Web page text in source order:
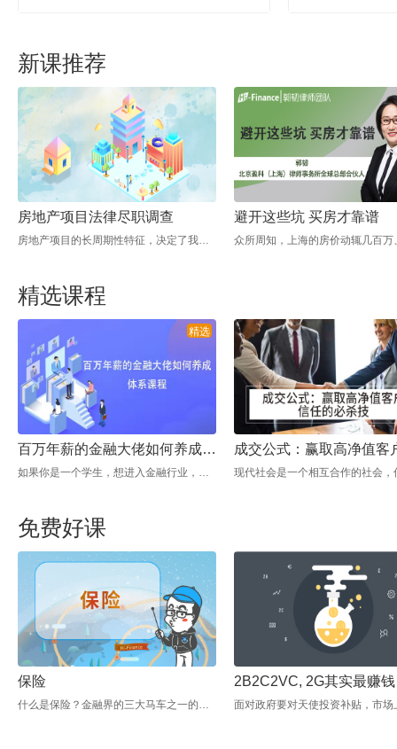
新课推荐
房地产项目法律尽职调查
房地产项目的长周期性特征，决定了我们收购这类项目的复杂性。是在项目进行中收购，还是在项目竣工时收购，又或者是在项目结束后收购，不同时期所面临的风险点都存在差异。房地产项目又有建筑工程类、商业地产类等等，不同的类型又分不同的情况。那么，如果我们准备收购一个房地产项目，应该如何对其进行法律尽调呢？这门课将为您一一拆解房地产项目背后的陷阱，揭开它的神秘面纱。
避开这些坑 买房才靠谱
精选课程
精选
百万年薪的金融大佬如何养成体系课程
如果你是一个学生，想进入金融行业，或者如果你想转行进入金融业，却不知道怎么办？ 那么我们的课程会帮你解决这个问题！ 如今，金融业发展迅速，人才缺口巨大，大部分人都有机会进入金融业，获得百万年薪! 第一个部分解决第一个问题，怎么样才能进入金融业？ 内容包括，金融业有哪些岗位，你的专业适合吗？ 需要考哪些证？ 怎么样才能求职成功呢？ 在职的人可以转行进入金融业吗？ 课程第二部分解决第二个问题，如果你已经在金融业就职了，那么哪些行业潜规则是你需要了解的？ 内容包括，如何在金融界升职加薪？ 如何选择合适的导师？ 如何建立社交人脉？ 如何提升业务能力，沟通和谈判能力？ 课程第三部分，提升自己的职业境界和进一步的发展！ 内容包括，工作进入瓶颈期，如何打破？ 跳槽，怎样才是往上跳？ 如何正确的规划自己的职业生涯?
免费好课
保险
什么是保险？金融界的三大马车之一的保险，是我们生活中息息相关，是为我们生活中不确定因素的发生提供了赔偿的解决方案。但是你了解什么是保险吗？能够区别人寿保险和财产保险的不同之处吗？以及保险业务的专用名词分别有什么意义？这些问题在这门课上，一一为你解答。
2B2C2VC, 2G其实最赚钱